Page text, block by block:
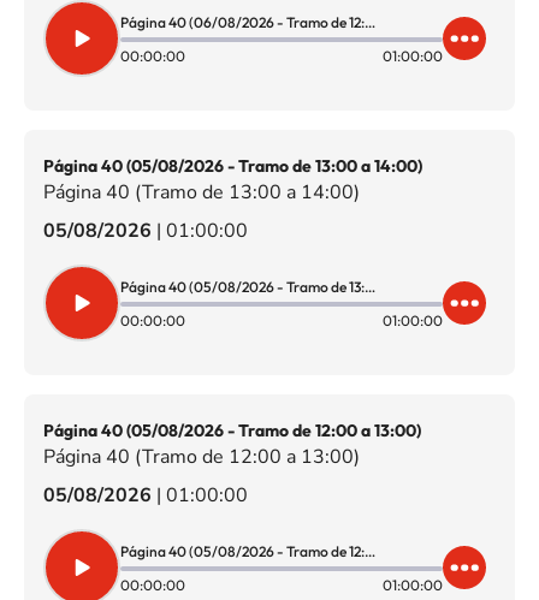
Página 40 (06/08/2026 - Tramo de 12:00 a 13:00)
00:00:00
01:00:00
Página 40 (05/08/2026 - Tramo de 13:00 a 14:00)
Página 40 (Tramo de 13:00 a 14:00)
05/08/2026 | 01:00:00
Página 40 (05/08/2026 - Tramo de 13:00 a 14:00)
00:00:00
01:00:00
Página 40 (05/08/2026 - Tramo de 12:00 a 13:00)
Página 40 (Tramo de 12:00 a 13:00)
05/08/2026 | 01:00:00
Página 40 (05/08/2026 - Tramo de 12:00 a 13:00)
00:00:00
01:00:00